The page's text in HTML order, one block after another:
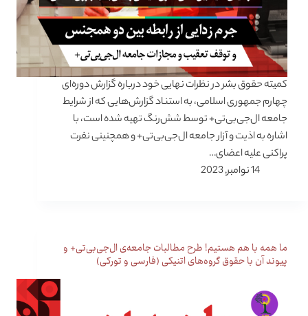
کمیته حقوق بشر در نظرات نهایی خود درباره گزارش دوره‌ای
چهارم جمهوری اسلامی، به استناد گزارش‌هایی که از شرایط
جامعه ال‌جی‌بی‌تی+ توسط شش‌رنگ تهیه شده است، با
اشاره به اذیت و آزار جامعه ال‌جی‌بی‌تی+ و همچنینی نفرت
پراکنی علیه اعضای…
14 نوامبر, 2023
ما همه با هم هستیم! طرح مطالبات جامعه‌ی ال‌جی‌بی‌تی+ و
پیوند آن با حقوق گروه‌های اتنیکی (فارسی و تورکی)